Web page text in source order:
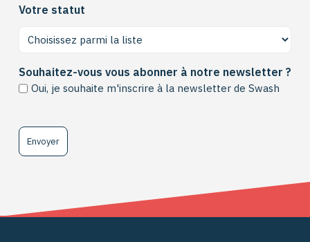
Votre statut
Souhaitez-vous vous abonner à notre newsletter ?
Oui, je souhaite m'inscrire à la newsletter de Swash